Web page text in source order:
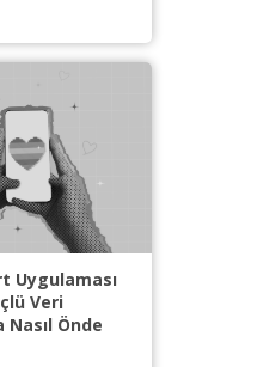
Uygulaması
Veri
Nasıl Önde